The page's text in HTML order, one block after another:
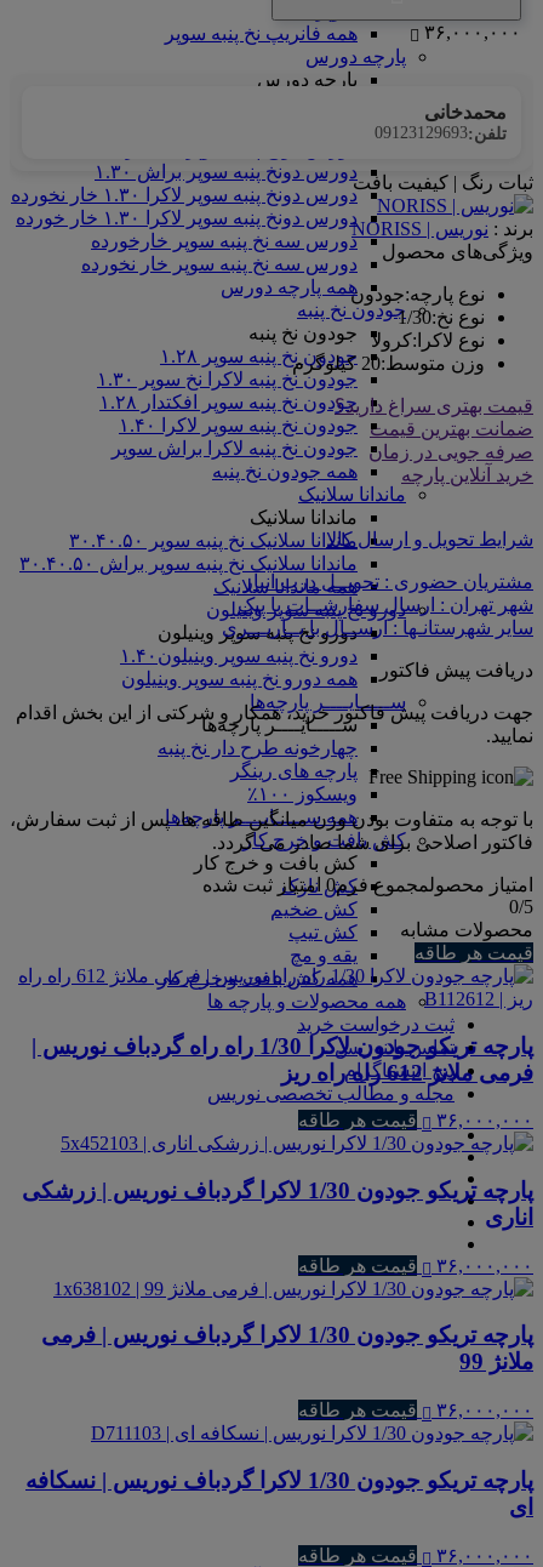
همه فانریپ نخ پنبه سوپر
پارچه دورس
پارچه دورس
دورس دونخ پنبه سوپر براش ۱.۳۰
دورس دونخ پنبه سوپر لاکرا ۱.۳۰ خار نخورده
دورس دونخ پنبه سوپر لاکرا ۱.۳۰ خار خورده
دورس سه نخ پنبه سوپر خارخورده
دورس سه نخ پنبه سوپر خار نخورده
همه پارچه دورس
جودون نخ پنبه
جودون نخ پنبه
جودون نخ پنبه سوپر ۱.۲۸
جودون نخ پنبه لاکرا نخ سوپر ۱.۳۰
جودون نخ پنبه سوپر افکتدار ۱.۲۸
جودون نخ پنبه سوپر لاکرا ۱.۴۰
جودون نخ پنبه لاکرا براش سوپر
همه جودون نخ پنبه
ماندانا سلانیک
ماندانا سلانیک
ماندانا سلانیک نخ پنبه سوپر ۳۰.۴۰.۵۰
ماندانا سلانیک نخ پنبه سوپر براش ۳۰.۴۰.۵۰
همه ماندانا سلانیک
دورو نخ پنبه سوپر وینیلون
دورو نخ پنبه سوپر وینیلون
دورو نخ پنبه سوپر وینیلون۱.۴۰
همه دورو نخ پنبه سوپر وینیلون
ســـــایــــر پارچه‌ها
ســـــایــــر پارچه‌ها
چهارخونه طرح دار نخ پنبه
پارچه های رینگر
ویسکوز ۱۰۰٪
همه ســـــایــــر پارچه‌ها
کش بافت و خرج کار
کش بافت و خرج کار
کش نازک
کش ضخیم
کش تیپ
یقه و مچ
همه کش بافت و خرج کار
همه محصولات و پارچه ها
ثبت درخواست خرید
تماس با نوریس
پیج اینستاگرام
مجله و مطالب تخصصی نوریس
۳۶,۰۰۰,۰۰۰
محمدخانی
تلفن:09123129693
ثبات رنگ | کیفیت بافت
برند : نوریس | NORISS
ویژگی‌های محصول
نوع پارچه:جودون
نوع نخ:
1/30
نوع لاکرا :کرولا
وزن متوسط:20 کیلوگرم
قیمت بهتری سراغ دارید؟
ضمانت بهترین قیمت
صرفه جویی در زمان
خرید آنلاین پارچه
شرایط تحویل و ارسال کالا
مشتریان حضوری : تحویــل درب انبار
شهر تهران : ارسال سفارشــات با پیک
سایر شهرستانـها : ارســال با بــاربـــری
دریافت پیش فاکتور
جهت دریافت پیش فاکتور خرید، همکار و شرکتی از این بخش اقدام
نمایید.
با توجه به متفاوت بودن وزن میانگین طاقه ها، پس از ثبت سفارش،
فاکتور اصلاحی برای شما صادر می گردد.
امتیاز محصولمجموع فرم0امتیاز ثبت شده
0/5
محصولات مشابه
قیمت هر طاقه
پارچه تریکو جودون لاکرا 1/30 راه راه گردباف نوریس |
فرمی ملانژ 612 راه راه ریز
۳۶,۰۰۰,۰۰۰ قیمت هر طاقه
پارچه تریکو جودون 1/30 لاکرا گردباف نوریس | زرشکی
اناری
۳۶,۰۰۰,۰۰۰ قیمت هر طاقه
پارچه تریکو جودون 1/30 لاکرا گردباف نوریس | فرمی
ملانژ 99
۳۶,۰۰۰,۰۰۰ قیمت هر طاقه
پارچه تریکو جودون 1/30 لاکرا گردباف نوریس | نسکافه
ای
۳۶,۰۰۰,۰۰۰ قیمت هر طاقه